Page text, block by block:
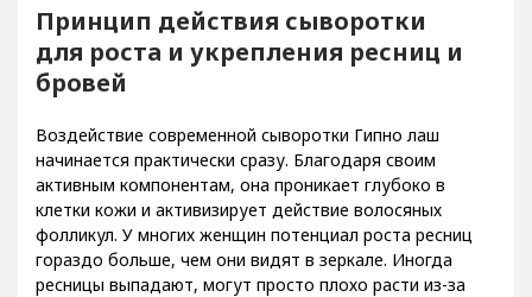
Принцип действия сыворотки
для роста и укрепления ресниц и
бровей
Воздействие современной сыворотки Гипно лаш
начинается практически сразу. Благодаря своим
активным компонентам, она проникает глубоко в
клетки кожи и активизирует действие волосяных
фолликул. У многих женщин потенциал роста ресниц
гораздо больше, чем они видят в зеркале. Иногда
ресницы выпадают, могут просто плохо расти из-за